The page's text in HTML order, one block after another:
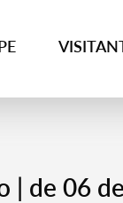
| de 06